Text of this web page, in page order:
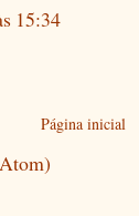
15:34
Página inicial